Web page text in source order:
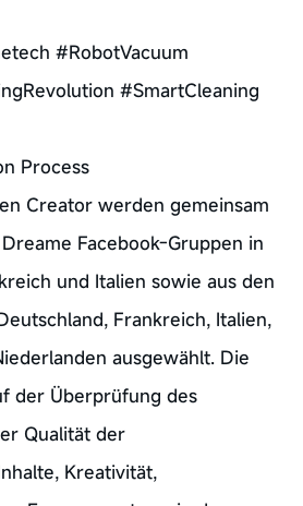
#RobotVacuum
#SmartCleaning
Process
Creator werden gemeinsam
Facebook-Gruppen in
und Italien sowie aus den
Frankreich, Italien,
ausgewählt. Die
der Überprüfung des
Qualität der
Kreativität,